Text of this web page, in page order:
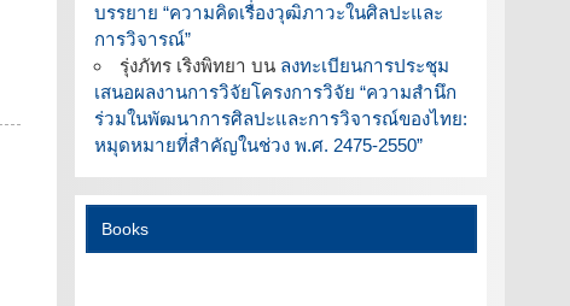
บรรยาย “ความคิดเรื่องวุฒิภาวะในศิลปะและ
การวิจารณ์”
รุ่งภัทร เริงพิทยา บน ลงทะเบียนการประชุม
เสนอผลงานการวิจัยโครงการวิจัย “ความสำนึก
ร่วมในพัฒนาการศิลปะและการวิจารณ์ของไทย:
หมุดหมายที่สำคัญในช่วง พ.ศ. 2475-2550”
Books